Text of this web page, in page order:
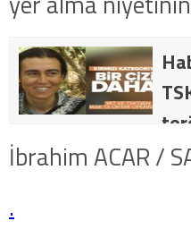
İbrahim ACAR /
.